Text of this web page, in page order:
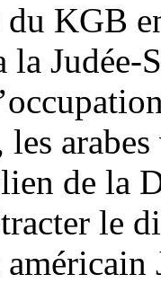
du KGB
Judée-
les
de la
le